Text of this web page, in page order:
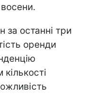
за останні три
оренди